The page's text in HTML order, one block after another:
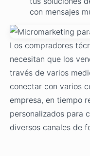
con mensajes
Los compradores
necesitan que los
través de varios
conectar con varios
empresa, en tiempo
personalizados para
diversos canales de